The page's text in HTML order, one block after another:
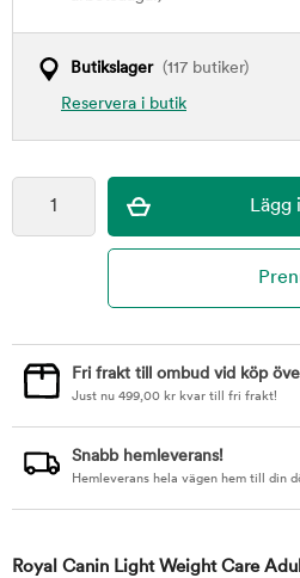
Butikslager(117 butiker)
Reservera i butik
Fri frakt till ombud vid köp
Just nu 499,00 kr kvar till fri frakt!
Snabb hemleverans!
Hemleverans hela vägen hem till din
Royal Canin Light Weight Care